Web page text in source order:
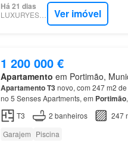
Há 21 dias
LUXURYESTATE Ver imóvel
1 200 000 €
Apartamento em Portimão,
ApartamentoT3novo, com 247 m2
no 5 Senses Apartments, em Portimão
T3
2 banheiros
247
Garajem Piscina